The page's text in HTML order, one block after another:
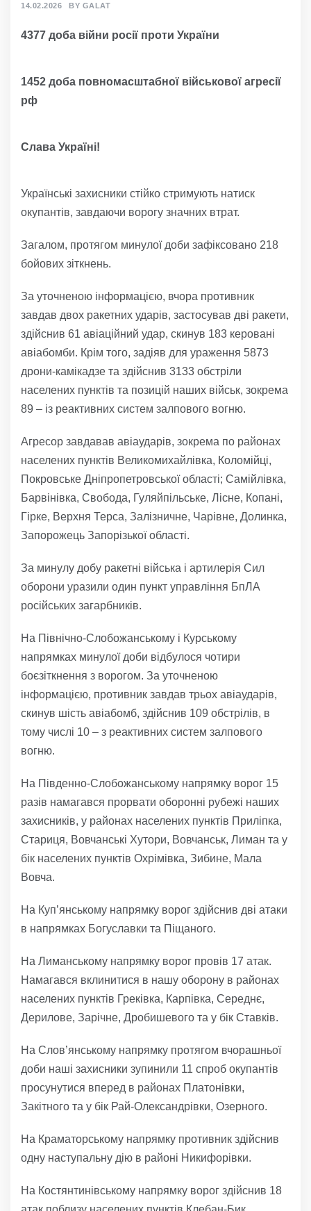
14.02.2026 BY GALAT
4377 доба війни росії проти України
1452 доба повномасштабної військової агресії
рф
Слава Україні!
Українські захисники стійко стримують натиск
окупантів, завдаючи ворогу значних втрат.
Загалом, протягом минулої доби зафіксовано 218
бойових зіткнень.
За уточненою інформацією, вчора противник
завдав двох ракетних ударів, застосував дві ракети,
здійснив 61 авіаційний удар, скинув 183 керовані
авіабомби. Крім того, задіяв для ураження 5873
дрони-камікадзе та здійснив 3133 обстріли
населених пунктів та позицій наших військ, зокрема
89 – із реактивних систем залпового вогню.
Агресор завдавав авіаударів, зокрема по районах
населених пунктів Великомихайлівка, Коломійці,
Покровське Дніпропетровської області; Самійлівка,
Барвінівка, Свобода, Гуляйпільське, Лісне, Копані,
Гірке, Верхня Терса, Залізничне, Чарівне, Долинка,
Запорожець Запорізької області.
За минулу добу ракетні війська і артилерія Сил
оборони уразили один пункт управління БпЛА
російських загарбників.
На Північно-Слобожанському і Курському
напрямках минулої доби відбулося чотири
боєзіткнення з ворогом. За уточненою
інформацією, противник завдав трьох авіаударів,
скинув шість авіабомб, здійснив 109 обстрілів, в
тому числі 10 – з реактивних систем залпового
вогню.
На Південно-Слобожанському напрямку ворог 15
разів намагався прорвати оборонні рубежі наших
захисників, у районах населених пунктів Приліпка,
Стариця, Вовчанські Хутори, Вовчанськ, Лиман та у
бік населених пунктів Охрімівка, Зибине, Мала
Вовча.
На Куп’янському напрямку ворог здійснив дві атаки
в напрямках Богуславки та Піщаного.
На Лиманському напрямку ворог провів 17 атак.
Намагався вклинитися в нашу оборону в районах
населених пунктів Греківка, Карпівка, Середнє,
Дерилове, Зарічне, Дробишевого та у бік Ставків.
На Слов’янському напрямку протягом вчорашньої
доби наші захисники зупинили 11 спроб окупантів
просунутися вперед в районах Платонівки,
Закітного та у бік Рай-Олександрівки, Озерного.
На Краматорському напрямку противник здійснив
одну наступальну дію в районі Никифорівки.
На Костянтинівському напрямку ворог здійснив 18